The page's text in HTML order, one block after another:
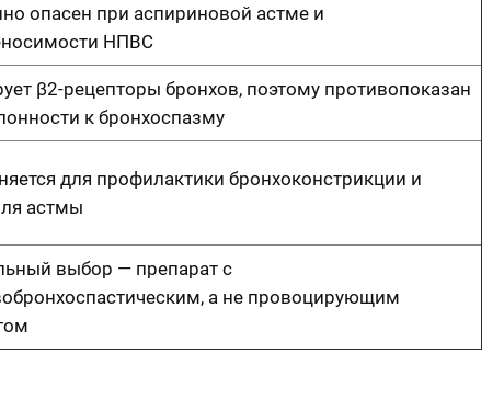
опасен при аспириновой астме и
НПВС
β2-рецепторы бронхов, поэтому противопоказан
к бронхоспазму
для профилактики бронхоконстрикции и
астмы
выбор — препарат с
а не провоцирующим